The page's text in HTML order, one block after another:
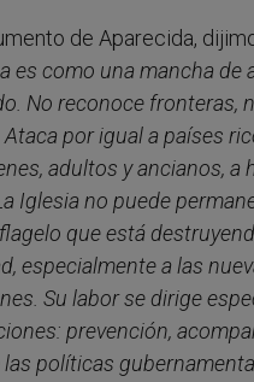
de Aparecida,
es como una mancha de
No reconoce fronteras,
por igual a países
adultos y ancianos, a
Iglesia no puede
que está
especialmente a las
Su labor se dirige
prevención,
políticas